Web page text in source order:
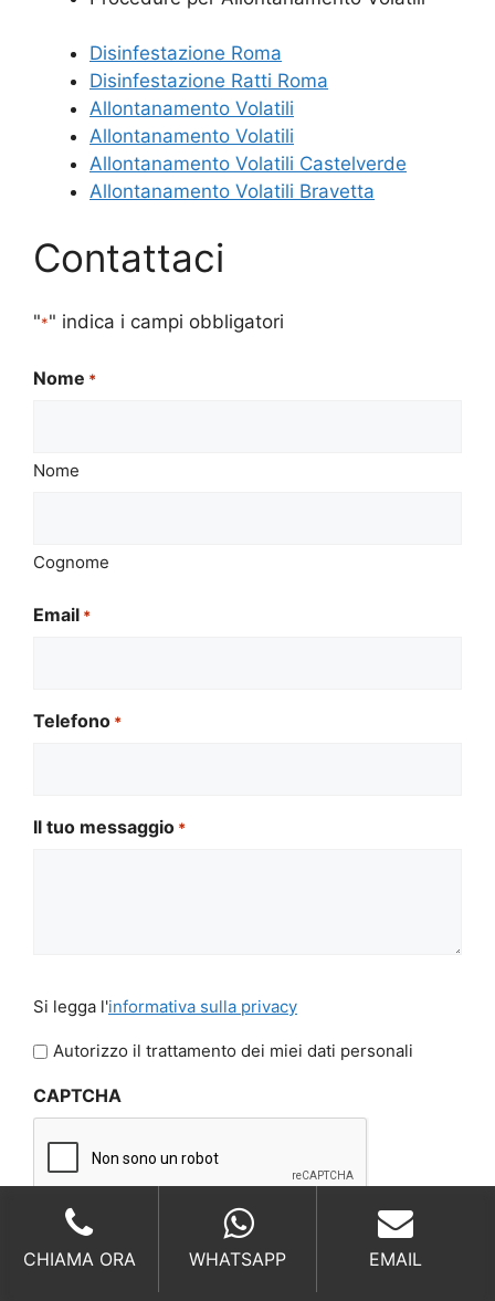
Disinfestazione Roma
Disinfestazione Ratti Roma
Allontanamento Volatili
Allontanamento Volatili
Allontanamento Volatili Castelverde
Allontanamento Volatili Bravetta
Contattaci
"*" indica i campi obbligatori
Nome *
Nome
Cognome
Email *
Telefono *
Il tuo messaggio *
legga
l'informativa
privacy
Si legga l'informativa sulla privacy
Autorizzo il trattamento dei miei dati personali
CAPTCHA
CHIAMA ORA WHATSAPP EMAIL